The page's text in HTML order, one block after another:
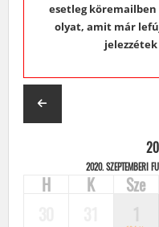
esetleg
olyat, amit már
2020. SZEPTEMBERI
H K Sze